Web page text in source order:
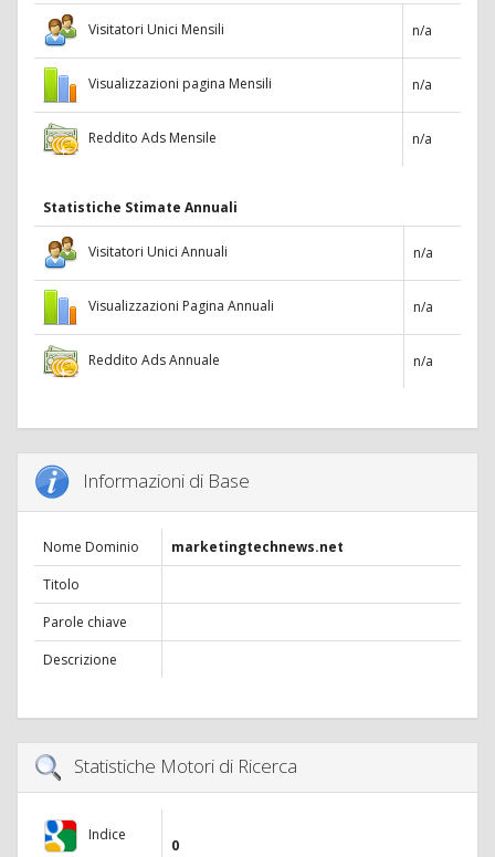
Visitatori Unici Mensili n/a
Visualizzazioni pagina Mensili n/a
Reddito Ads Mensile n/a
Statistiche Stimate Annuali
Visitatori Unici Annuali n/a
Visualizzazioni Pagina Annuali n/a
Reddito Ads Annuale n/a
Informazioni di Base
Nome Dominio
marketingtechnews.net
Titolo
Parole chiave
Descrizione
Statistiche Motori di Ricerca
Indice
0